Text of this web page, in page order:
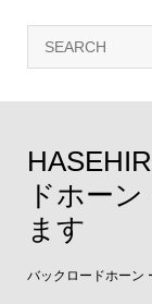
ドホー
ます
バックロードホーン